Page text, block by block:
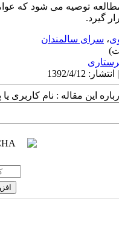
مطالعه توصیه می شود که
گیرد.
، سرای سالمندان
این مقاله : نام کاربری